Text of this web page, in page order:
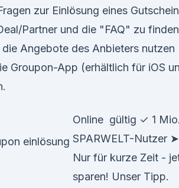
zur Einlösung eines
Partner und die "FAQ" zu
Angebote des Anbieters nutzen
Groupon-App (erhältlich für iOS
Online gültig ✓ 1 Mio.
SPARWELT-Nutzer ➤
Nur für kurze Zeit -
sparen! Unser Tipp.